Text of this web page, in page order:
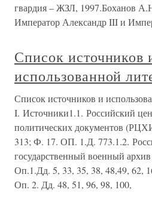
гвардия – ЖЗЛ, 1997.Боханов
Император Александр III и
Список источников
использованной
Список источников и
I. Источники1.1. Российский
политических документов
313; Ф. 17. ОП. 1.Д. 773.1.2.
государственный военный
Оп.1.Дд. 5, 33, 35, 38, 48,49, 62,
Оп. 2. Дд. 48, 51, 96, 98, 100,